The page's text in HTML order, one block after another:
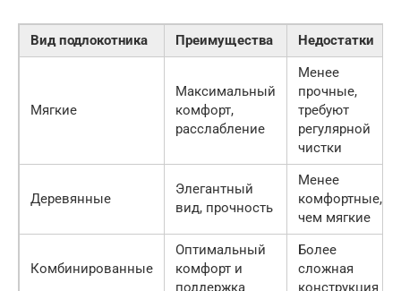
Вид подлокотника Преимущества Недостатки
Мягкие
Максимальный
комфорт,
расслабление
Менее
прочные,
требуют
регулярной
чистки
Деревянные
Элегантный
вид, прочность
Менее
комфортные,
чем мягкие
Комбинированные
Оптимальный
комфорт и
поддержка
Более
сложная
конструкция